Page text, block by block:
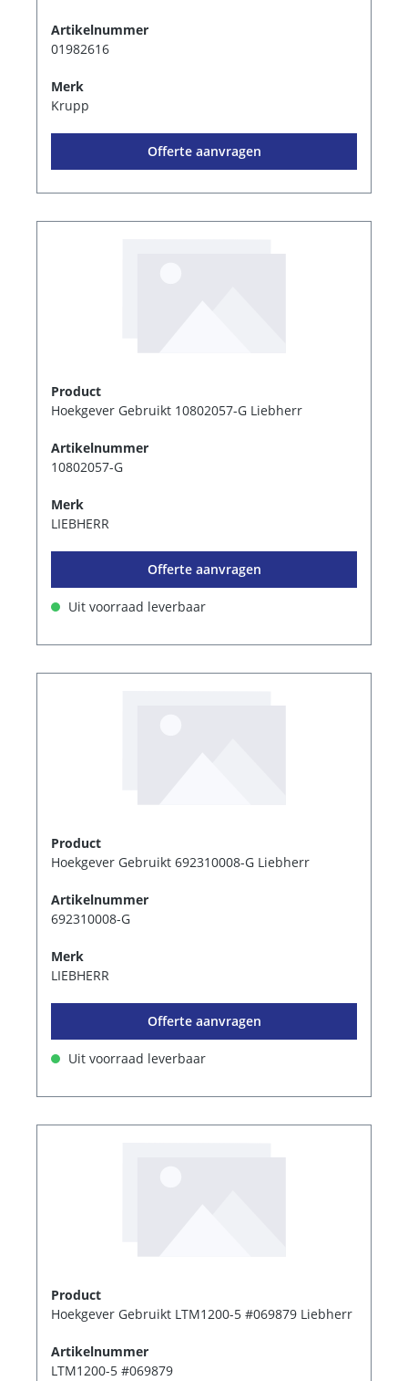
Artikelnummer
01982616
Merk
Krupp
Offerte aanvragen
Product
Hoekgever Gebruikt 10802057-G Liebherr
Artikelnummer
10802057-G
Merk
LIEBHERR
Offerte aanvragen
Uit voorraad leverbaar
Product
Hoekgever Gebruikt 692310008-G Liebherr
Artikelnummer
692310008-G
Merk
LIEBHERR
Offerte aanvragen
Uit voorraad leverbaar
Product
Hoekgever Gebruikt LTM1200-5 #069879 Liebherr
Artikelnummer
LTM1200-5 #069879